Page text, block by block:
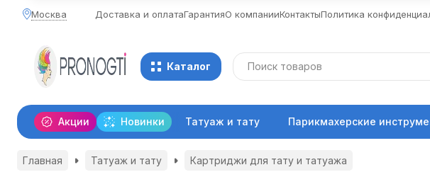
Москва Доставка и оплатаГарантияО компанииКонтактыПолитика
Каталог
Акции Новинки Татуаж и тату Парикмахерские
Главная Татуаж и тату Картриджи для тату и татуажа